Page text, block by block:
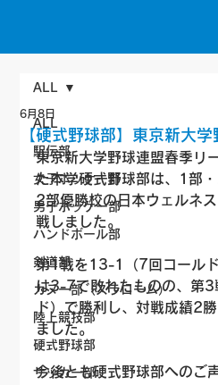
ALL
駅伝部
女子ホッケー部
男子ホッケー部
ハンドボール部
剣道部
カヌー部（スラローム）
陸上競技部
硬式野球部
サッカー部
ALL
【硬式野球部】東京新大
6月8日
東京新大学野球連盟春季リ
た本学硬式野球部は、1部
2部優勝校の日本ウェルネ
戦しました。
第1戦を13-1（7回コール
は3-7で敗れたものの、第
ド）で勝利し、対戦成績2
ました。
今後とも硬式野球部へのご